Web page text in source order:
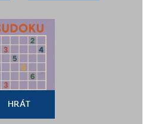
HRÁT